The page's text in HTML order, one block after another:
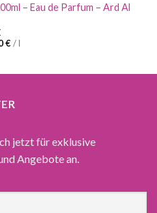
– Eau de Parfum – Ard Al
Aktueller
Preis
ist:
€/l
jetzt für exklusive
Angebote an.